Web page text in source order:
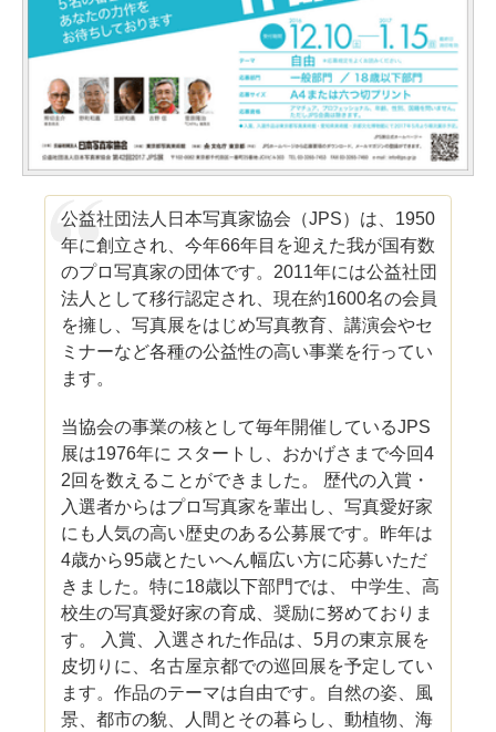
公益社団法人日本写真家協会（JPS）は、1950
年に創立され、今年66年目を迎えた我が国有数
のプロ写真家の団体です。2011年には公益社団
法人として移行認定され、現在約1600名の会員
を擁し、写真展をはじめ写真教育、講演会やセ
ミナーなど各種の公益性の高い事業を行ってい
ます。
当協会の事業の核として毎年開催しているJPS
展は1976年に スタートし、おかげさまで今回4
2回を数えることができました。 歴代の入賞・
入選者からはプロ写真家を輩出し、写真愛好家
にも人気の高い歴史のある公募展です。昨年は
4歳から95歳とたいへん幅広い方に応募いただ
きました。特に18歳以下部門では、 中学生、高
校生の写真愛好家の育成、奨励に努めておりま
す。 入賞、入選された作品は、5月の東京展を
皮切りに、名古屋京都での巡回展を予定してい
ます。作品のテーマは自由です。自然の姿、風
景、都市の貌、人間とその暮らし、動植物、海